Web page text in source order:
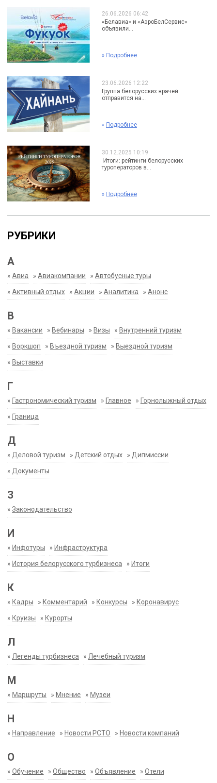
26.06.2026 06:42
«Белавиа» и «АэроБелСервис»
объявили...
» Подробнее
23.06.2026 12:22
Группа белорусских врачей
отправится на...
» Подробнее
30.12.2025 10:19
Итоги: рейтинги белорусских
туроператоров в...
» Подробнее
РУБРИКИ
А
» Авиа » Авиакомпании » Автобусные туры
» Активный отдых » Акции » Аналитика » Анонс
В
» Вакансии » Вебинары » Визы » Внутренний туризм
» Воркшоп » Въездной туризм » Выездной туризм
» Выставки
Г
» Гастрономический туризм » Главное » Горнолыжный отдых
» Граница
Д
» Деловой туризм » Детский отдых » Дипмиссии
» Документы
З
» Законодательство
И
» Инфотуры » Инфраструктура
» История белорусского турбизнеса » Итоги
К
» Кадры » Комментарий » Конкурсы » Коронавирус
» Круизы » Курорты
Л
» Легенды турбизнеса » Лечебный туризм
М
» Маршруты » Мнение » Музеи
Н
» Направление » Новости РСТО » Новости компаний
О
» Обучение » Общество » Объявление » Отели